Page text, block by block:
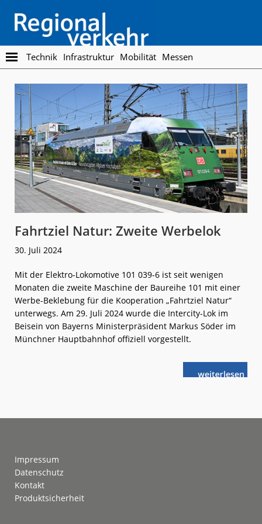
main
content
footer
Regionalverkehr
Die
Fachzeitschrift
den
Öffentlichen
Personennahverkehr
Technik Infrastruktur Mobilität Messen
Fahrtziel Natur: Zweite Werbelok
30. Juli 2024
Mit der Elektro-Lokomotive 101 039-6 ist seit wenigen
Monaten die zweite Maschine der Baureihe 101 mit einer
Werbe-Beklebung für die Kooperation „Fahrtziel Natur“
unterwegs. Am 29. Juli 2024 wurde die Intercity-Lok im
Beisein von Bayerns Ministerpräsident Markus Söder im
Münchner Hauptbahnhof offiziell vorgestellt.
weiterlese
nFahrtziel
Impressum
Datenschutz
Kontakt
Produktsicherheit